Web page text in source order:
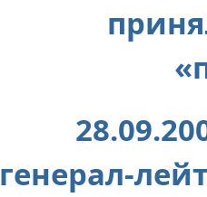
генерал-